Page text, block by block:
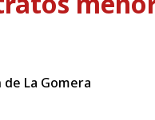
La Gomera